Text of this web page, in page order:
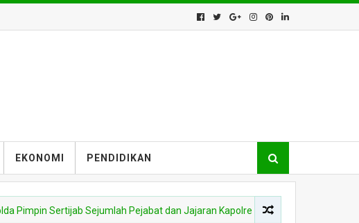
EKONOMI PENDIDIKAN
Sertijab Sejumlah Pejabat dan Jajaran Kapolres di Lingkungan Polda Kalbar